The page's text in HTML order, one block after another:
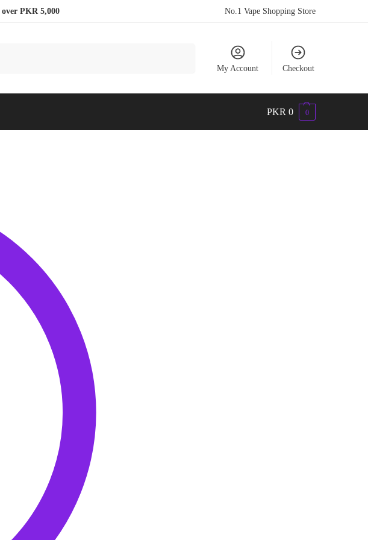
over PKR 5,000 No.1 Vape Shopping Store
My Account Checkout
PKR 0 0